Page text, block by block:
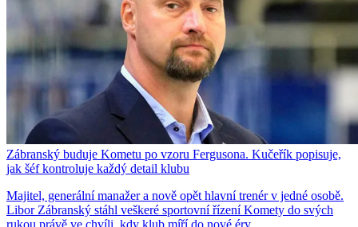
Zábranský buduje Kometu po vzoru Fergusona. Kučeřík popisuje,
jak šéf kontroluje každý detail klubu
Majitel, generální manažer a nově opět hlavní trenér v jedné osobě.
Libor Zábranský stáhl veškeré sportovní řízení Komety do svých